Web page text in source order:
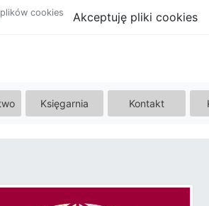
cookies Akceptuję pliki cookies
Księgarnia Kontakt